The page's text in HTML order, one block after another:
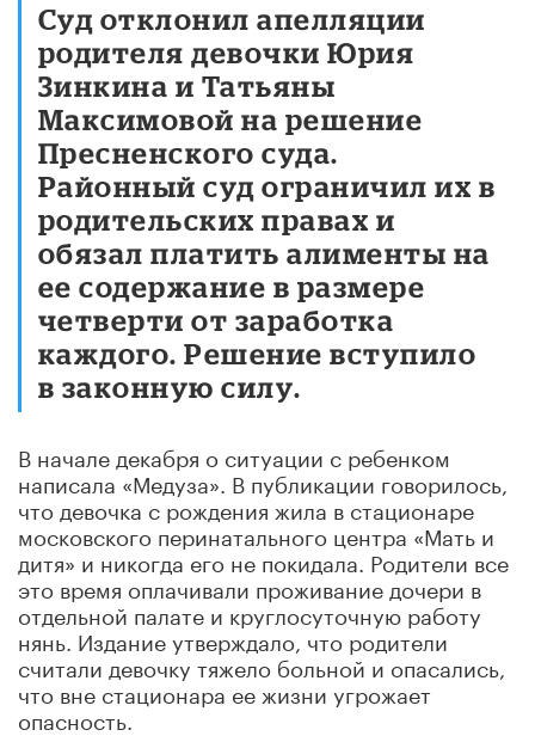
Суд отклонил апелляции
родителя девочки Юрия
Зинкина и Татьяны
Максимовой на решение
Пресненского суда.
Районный суд ограничил их в
родительских правах и
обязал платить алименты на
ее содержание в размере
четверти от заработка
каждого. Решение вступило
в законную силу.
В начале декабря о ситуации с ребенком
написала «Медуза». В публикации говорилось,
что девочка с рождения жила в стационаре
московского перинатального центра «Мать и
дитя» и никогда его не покидала. Родители все
это время оплачивали проживание дочери в
отдельной палате и круглосуточную работу
нянь. Издание утверждало, что родители
считали девочку тяжело больной и опасались,
что вне стационара ее жизни угрожает
опасность.